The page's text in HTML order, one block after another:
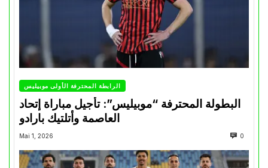
الرابطة المحترفة الأولى موبيليس
البطولة المحترفة “موبيليس”: تأجيل مباراة إتحاد
العاصمة وأتلتيك بارادو
Mai 1, 2026 0